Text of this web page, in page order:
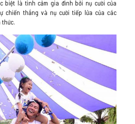
biệt là tình cảm gia đình bởi nụ cười của
chiến thắng và nụ cười tiếp lửa của các